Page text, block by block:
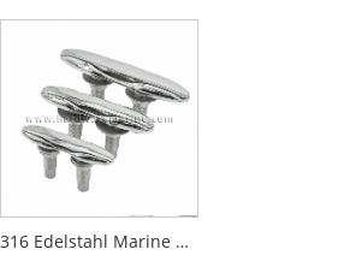
316 Edelstahl Marine Heavy Pop-up-Klampe